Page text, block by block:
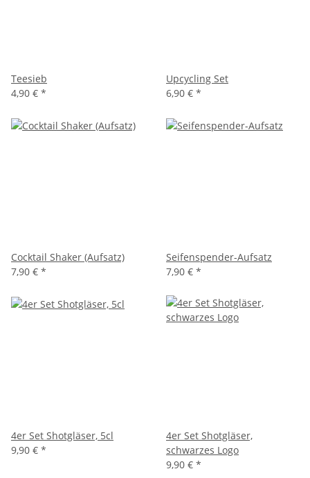
Teesieb
4,90 € *
Upcycling Set
6,90 € *
Cocktail Shaker (Aufsatz)
7,90 € *
Seifenspender-Aufsatz
7,90 € *
4er Set Shotgläser, 5cl
9,90 € *
4er Set Shotgläser,
schwarzes Logo
9,90 € *